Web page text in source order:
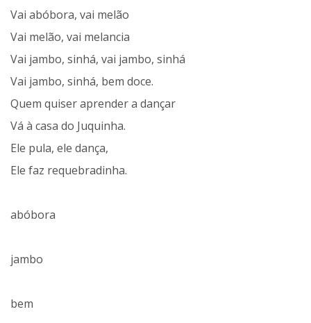
Vai abóbora, vai melão
Vai melão, vai melancia
Vai jambo, sinhá, vai jambo, sinhá
Vai jambo, sinhá, bem doce.
Quem quiser aprender a dançar
Vá à casa do Juquinha.
Ele pula, ele dança,
Ele faz requebradinha.
abóbora
jambo
bem